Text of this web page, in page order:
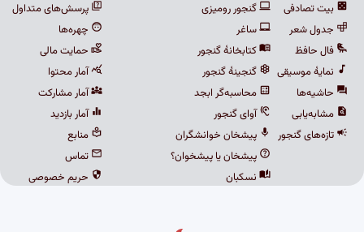
بیت تصادفی
جدول شعر
فال حافظ
نمایهٔ موسیقی
حاشیه‌ها
مشابه‌یابی
تازه‌های گنجور
گنجور رومیزی
ساغر
کتابخانهٔ گنجور
گنجینهٔ گنجور
محاسبه‌گر ابجد
آوای گنجور
پیشخان خوانشگران
پیشخان یا پیشخوان؟
نسکبان
پرسش‌های متداول
چهره‌ها
حمایت مالی
آمار محتوا
آمار مشارکت
آمار بازدید
منابع
تماس
حریم خصوصی